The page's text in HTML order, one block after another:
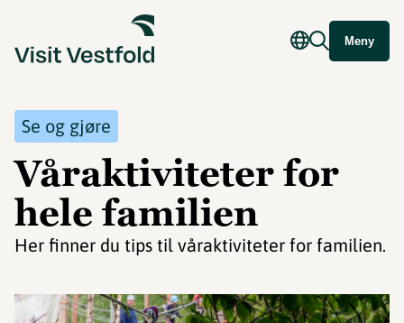
Meny
Se og gjøre
Våraktiviteter for
hele familien
Her finner du tips til våraktiviteter for familien.